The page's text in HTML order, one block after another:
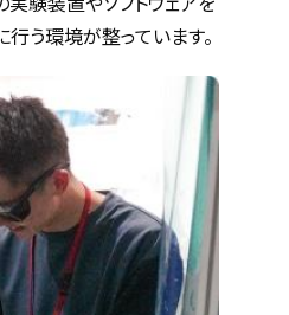
う環境が整っています。